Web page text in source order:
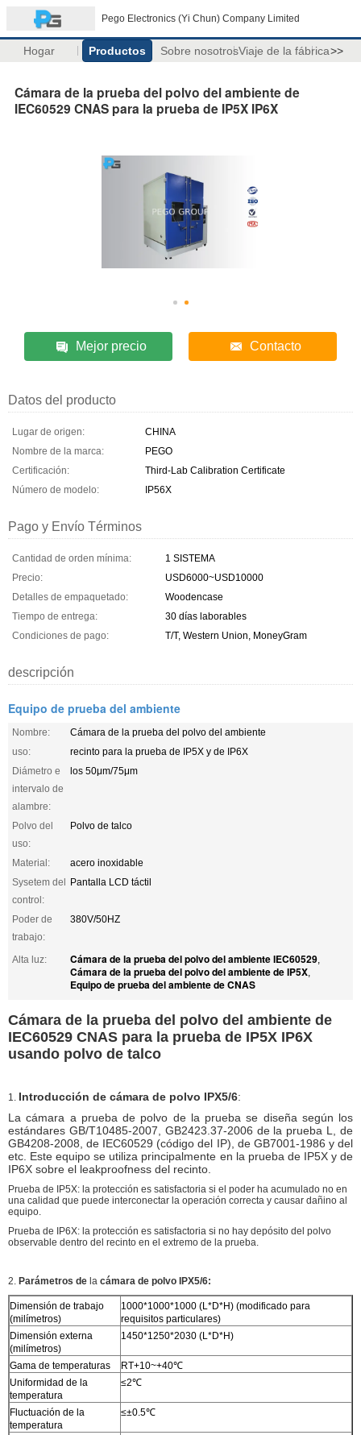
Pego Electronics (Yi Chun) Company Limited
Hogar Productos Sobre nosotrosViaje de la fábrica>>
Cámara de la prueba del polvo del ambiente de
IEC60529 CNAS para la prueba de IP5X IP6X
Mejor precio Contacto
Datos del producto
Lugar de origen:
CHINA
Nombre de la marca:
PEGO
Certificación:
Third-Lab Calibration Certificate
Número de modelo:
IP56X
Pago y Envío Términos
Cantidad de orden mínima:
1 SISTEMA
Precio:
USD6000~USD10000
Detalles de empaquetado:
Woodencase
Tiempo de entrega:
30 días laborables
Condiciones de pago:
T/T, Western Union, MoneyGram
descripción
Equipo de prueba del ambiente
Nombre:
Cámara de la prueba del polvo del ambiente
uso:
recinto para la prueba de IP5X y de IP6X
Diámetro e
intervalo de
alambre:
los 50μm/75μm
Polvo del
uso:
Polvo de talco
Material:
acero inoxidable
Sysetem del
control:
Pantalla LCD táctil
Poder de
trabajo:
380V/50HZ
Alta luz: Cámara de la prueba del polvo del ambiente IEC60529,
Cámara de la prueba del polvo del ambiente de IP5X,
Equipo de prueba del ambiente de CNAS
Cámara de la prueba del polvo del ambiente de
IEC60529 CNAS para la prueba de IP5X IP6X
usando polvo de talco
1. Introducción de cámara de polvo IPX5/6:
La cámara a prueba de polvo de la prueba se diseña según los
estándares GB/T10485-2007, GB2423.37-2006 de la prueba L, de
GB4208-2008, de IEC60529 (código del IP), de GB7001-1986 y del
etc. Este equipo se utiliza principalmente en la prueba de IP5X y de
IP6X sobre el leakproofness del recinto.
Prueba de IP5X: la protección es satisfactoria si el poder ha acumulado no en
una calidad que puede interconectar la operación correcta y causar dañino al
equipo.
Prueba de IP6X: la protección es satisfactoria si no hay depósito del polvo
observable dentro del recinto en el extremo de la prueba.
2. Parámetros de la cámara de polvo IPX5/6:
Dimensión de trabajo
(milímetros)
1000*1000*1000 (L*D*H) (modificado para
requisitos particulares)
Dimensión externa
(milímetros)
1450*1250*2030 (L*D*H)
Gama de temperaturas
RT+10~+40℃
Uniformidad de la
temperatura
≤2℃
Fluctuación de la
temperatura
≤±0.5℃